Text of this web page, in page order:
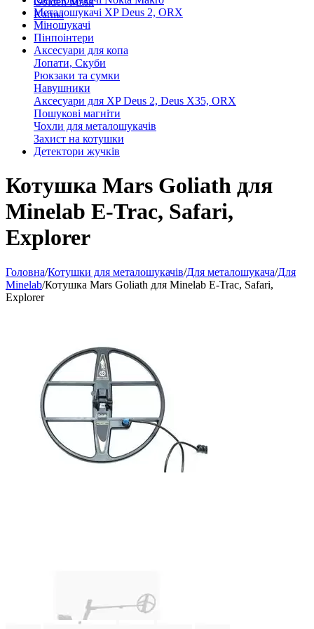
Karma
Металошукачі XP Deus 2, ORX
Міношукачі
Пінпоінтери
Аксесуари для копа
Лопати, Скуби
Рюкзаки та сумки
Навушники
Аксесуари для XP Deus 2, Deus X35, ORX
Пошукові магніти
Чохли для металошукачів
Захист на котушки
Детектори жучків
Котушка Mars Goliath для
Minelab E-Trac, Safari,
Explorer
Головна/Котушки для металошукачів/Для металошукача/Для
Minelab/Котушка Mars Goliath для Minelab E-Trac, Safari,
Explorer